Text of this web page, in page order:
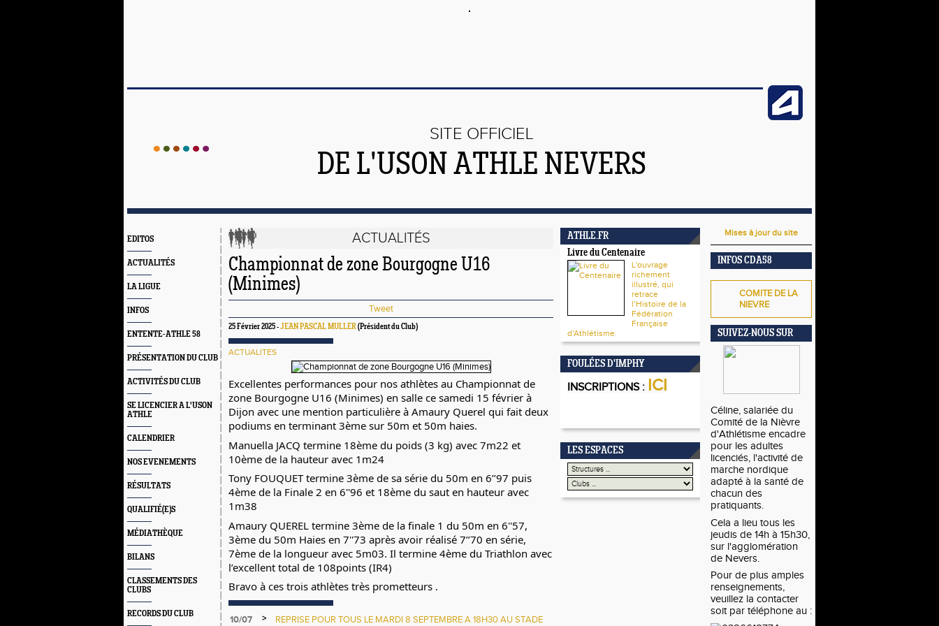
SITE OFFICIEL
DE L'USON ATHLE NEVERS
EDITOS
ACTUALITÉS
LA LIGUE
INFOS
ENTENTE-ATHLE 58
PRÉSENTATION DU CLUB
ACTIVITÉS DU CLUB
SE LICENCIER A L'USON
ATHLE
CALENDRIER
NOS EVENEMENTS
RÉSULTATS
QUALIFIÉ(E)S
MÉDIATHÈQUE
BILANS
CLASSEMENTS DES
CLUBS
RECORDS DU CLUB
ACTUALITÉS
Championnat de zone Bourgogne U16
(Minimes)
Tweet
25 Février 2025 -JEAN PASCAL MULLER(Président du Club)
ACTUALITES
Excellentes performances pour nos athlètes au Championnat de
zone Bourgogne U16 (Minimes) en salle ce samedi 15 février à
Dijon avec une mention particulière à Amaury Querel qui fait deux
podiums en terminant 3ème sur 50m et 50m haies.
Manuella JACQ termine 18ème du poids (3 kg) avec 7m22 et
10ème de la hauteur avec 1m24
Tony FOUQUET termine 3ème de sa série du 50m en 6’’97 puis
4ème de la Finale 2 en 6''96 et 18ème du saut en hauteur avec
1m38
Amaury QUEREL termine 3ème de la finale 1 du 50m en 6''57,
3ème du 50m Haies en 7''73 après avoir réalisé 7’’70 en série,
7ème de la longueur avec 5m03. Il termine 4ème du Triathlon avec
l’excellent total de 108points (IR4)
Bravo à ces trois athlètes très prometteurs .
10/07 >
REPRISE POUR TOUS LE MARDI 8 SEPTEMBRE A 18H30 AU STADE
ATHLE.FR
Livre du Centenaire
L'ouvrage
richement
illustré, qui
retrace
l’Histoire de la
Fédération
Française
d'Athlétisme.
FOULÉES D'IMPHY
INSCRIPTIONS : ICI
LES ESPACES
Mises à jour du site
INFOS CDA58
COMITE DE LA
NIEVRE
SUIVEZ-NOUS SUR
Céline, salariée du
Comité de la Nièvre
d'Athlétisme encadre
pour les adultes
licenciés, l'activité de
marche nordique
adapté à la santé de
chacun des
pratiquants.
Cela a lieu tous les
jeudis de 14h à 15h30,
sur l'agglomération
de Nevers.
Pour de plus amples
renseignements,
veuillez la contacter
soit par téléphone au :